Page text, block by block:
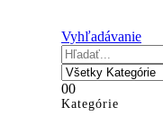
Vyhľadávanie
00
Kategórie